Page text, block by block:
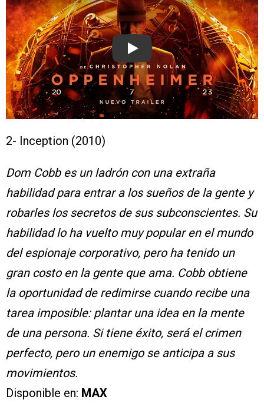
Play
2- Inception (2010)
Dom Cobb es un ladrón con una extraña
habilidad para entrar a los sueños de la gente y
robarles los secretos de sus subconscientes. Su
habilidad lo ha vuelto muy popular en el mundo
del espionaje corporativo, pero ha tenido un
gran costo en la gente que ama. Cobb obtiene
la oportunidad de redimirse cuando recibe una
tarea imposible: plantar una idea en la mente
de una persona. Si tiene éxito, será el crimen
perfecto, pero un enemigo se anticipa a sus
movimientos.
Disponible en: MAX